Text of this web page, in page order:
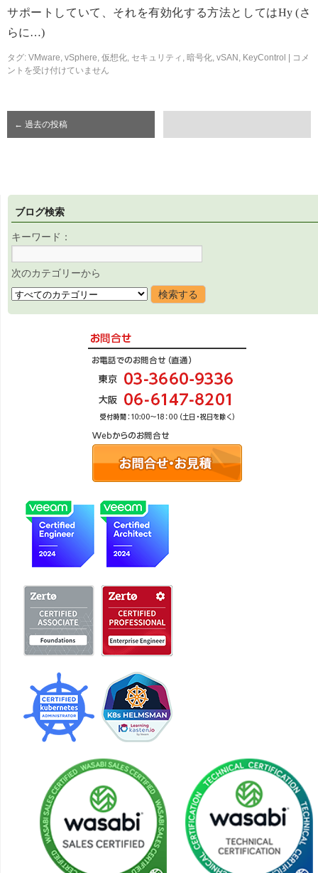
サポートしていて、それを有効化する方法としてはHy (さ
らに…)
タグ: VMware, vSphere, 仮想化, セキュリティ , 暗号化, vSAN , KeyControl
コメ
ントを受け付けていません
← 過去の投稿
ブログ検索
キーワード：
次のカテゴリーから